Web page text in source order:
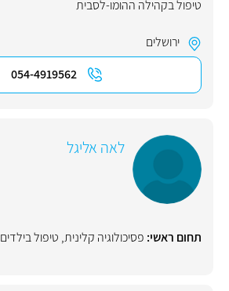
טיפול בקהילה ההומו-לסבית
ירושלים
054-4919562
לאה אליגל
תחום ראשי: פסיכולוגיה קלינית, טיפול בילדים